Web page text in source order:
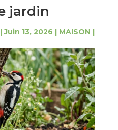
jardin
|Juin 13, 2026 | MAISON |